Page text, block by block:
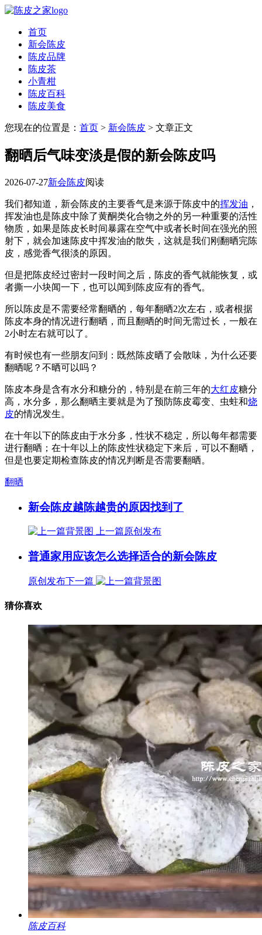
首页
新会陈皮
陈皮品牌
陈皮茶
小青柑
陈皮百科
陈皮美食
您现在的位置是： 首页 > 新会陈皮 > 文章正文
翻晒后气味变淡是假的新会陈皮吗
2026-07-27新会陈皮阅读
我们都知道，新会陈皮的主要香气是来源于陈皮中的挥发油 ，
挥发油也是陈皮中除了黄酮类化合物之外的另一种重要的活性
物质，如果是陈皮长时间暴露在空气中或者长时间在强光的照
射下，就会加速陈皮中挥发油的散失，这就是我们刚翻晒完陈
皮，感觉香气很淡的原因。
但是把陈皮经过密封一段时间之后，陈皮的香气就能恢复，或
者撕一小块闻一下，也可以闻到陈皮应有的香气。
所以陈皮是不需要经常翻晒的，每年翻晒2次左右，或者根据
陈皮本身的情况进行翻晒，而且翻晒的时间无需过长，一般在
2小时左右就可以了。
有时候也有一些朋友问到：既然陈皮晒了会散味，为什么还要
翻晒呢？不晒可以吗？
陈皮本身是含有水分和糖分的，特别是在前三年的大红皮糖分
高，水分多，那么翻晒主要就是为了预防陈皮霉变、虫蛀和烧
皮的情况发生。
在十年以下的陈皮由于水分多，性状不稳定，所以每年都需要
进行翻晒；在十年以上的陈皮性状稳定下来后，可以不翻晒，
但是也要定期检查陈皮的情况判断是否需要翻晒。
翻晒
新会陈皮越陈越贵的原因找到了
上一篇原创发布
普通家用应该怎么选择适合的新会陈皮
原创发布下一篇
猜你喜欢
陈皮百科